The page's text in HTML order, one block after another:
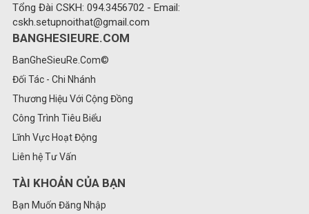
Tổng Đài CSKH: 094.3456702 - Email:
cskh.setupnoithat@gmail.com
BANGHESIEURE.COM
BanGheSieuRe.Com©
Đối Tác - Chi Nhánh
Thương Hiệu Với Cộng Đồng
Công Trình Tiêu Biểu
Lĩnh Vực Hoạt Động
Liên hệ Tư Vấn
TÀI KHOẢN CỦA BẠN
Bạn Muốn Đăng Nhập